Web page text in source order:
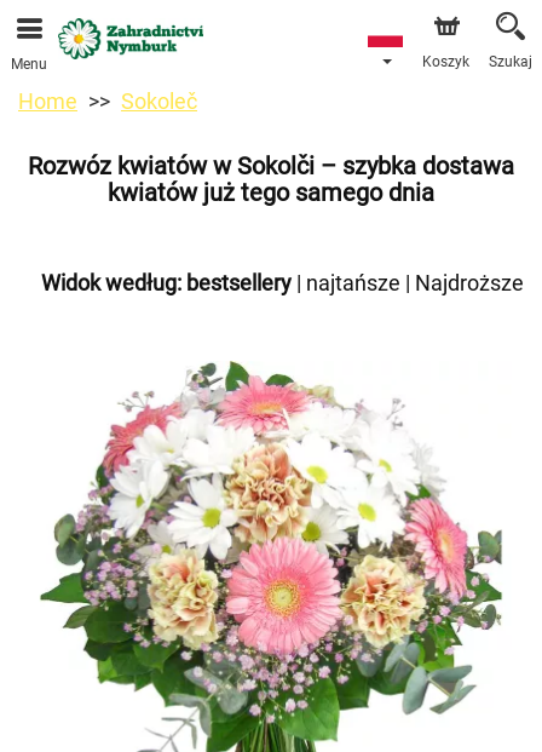
Przyjmujemy zamówienia za pośrednictwem naszego
sklepu internetowego. Najbliższy możliwy termin dostawy
to 11.08.2026 z powodu urlopu.
Menu Koszyk Szukaj
Home Sokoleč
Rozwóz kwiatów w Sokolči – szybka dostawa
kwiatów już tego samego dnia
Widok według: bestsellery | najtańsze | Najdroższe